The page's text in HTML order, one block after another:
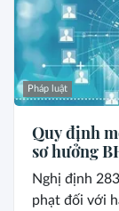
Pháp luật
Quy định
sơ hưởng
Nghị định
phạt đối với